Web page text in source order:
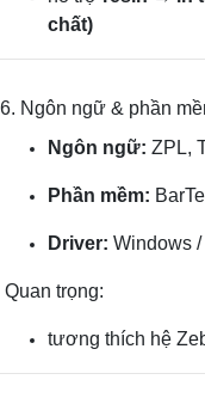
chất)
6. Ngôn ngữ & phần
Ngôn ngữ: ZPL,
Phần mềm:
Driver: Windows
Quan trọng:
tương thích hệ